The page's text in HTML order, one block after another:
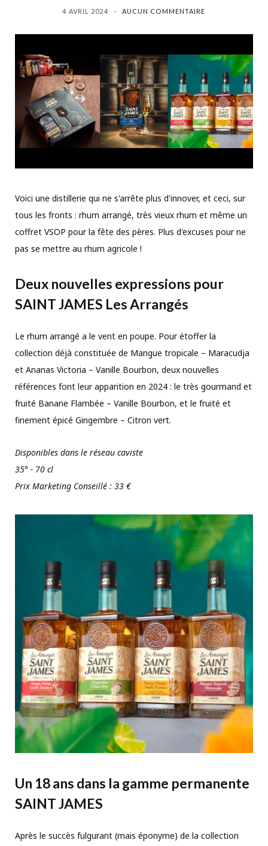
4 AVRIL 2024 AUCUN COMMENTAIRE
Voici une distillerie qui ne s'arrête plus d'innover, et ceci, sur
tous les fronts : rhum arrangé, très vieux rhum et même un
coffret VSOP pour la fête des pères. Plus d'excuses pour ne
pas se mettre au rhum agricole !
Deux nouvelles expressions pour
SAINT JAMES Les Arrangés
Le rhum arrangé a le vent en poupe. Pour étoffer la
collection déjà constituée de Mangue tropicale – Maracudja
et Ananas Victoria – Vanille Bourbon, deux nouvelles
références font leur apparition en 2024 : le très gourmand et
fruité Banane Flambée – Vanille Bourbon, et le fruité et
finement épicé Gingembre – Citron vert.
Disponibles dans le réseau caviste
35° - 70 cl
Prix Marketing Conseillé : 33 €
Un 18 ans dans la gamme permanente
SAINT JAMES
Après le succès fulgurant (mais éponyme) de la collection